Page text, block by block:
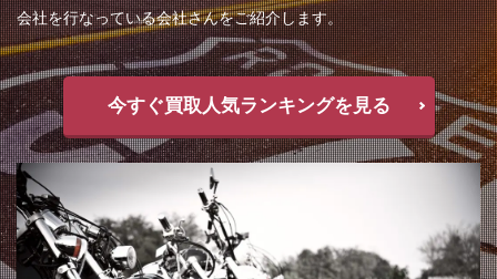
会社を行なっている会社さんをご紹介します。
今すぐ買取人気ランキングを見る